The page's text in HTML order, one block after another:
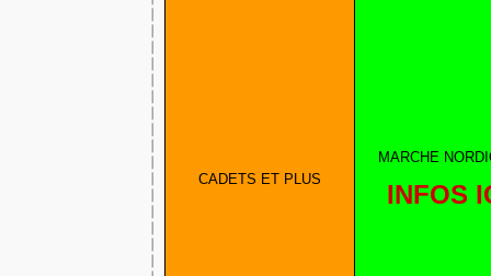
CADETS ET PLUS
MARCHE
INFOS